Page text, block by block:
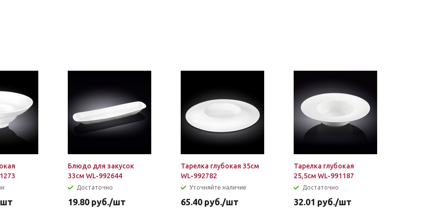
Блюдо для закусок
33см WL-992644
Достаточно
19.80 руб./шт
Тарелка глубокая 35см
WL-992782
Уточняйте наличие
65.40 руб./шт
Тарелка глубокая
25,5см WL-991187
Достаточно
32.01 руб./шт